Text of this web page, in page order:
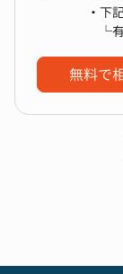
・原
・税務
-税効
-法人
する
-法定
の魅
【や
・
され
経
経理
とし
と積
ーシ
・下
└有
└会
└会
務諸
無料で